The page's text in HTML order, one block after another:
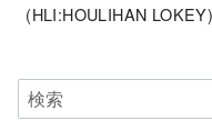
(HLI:HOULIHAN LOKEY)